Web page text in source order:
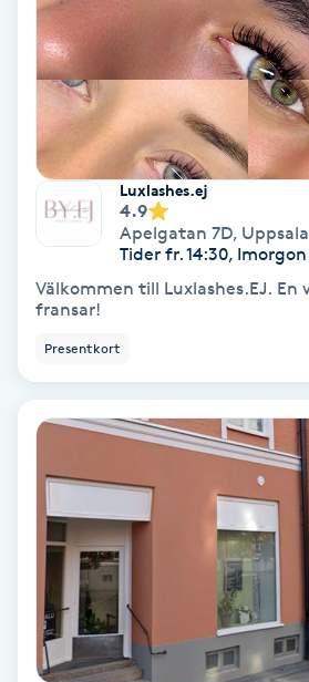
Färgning
Föning
Gel naglar
Gelenaglar
Gellack
Gravidmassage
Gravidyoga
Gruppträning
Gua Sha-massage
Luxlashes.ej
4.9
Apelgatan 7D, Uppsala
Tider fr. 14:30, Imorgon
Välkommen till Luxlashes.EJ. En värld av perfekta
fransar!
Presentkort